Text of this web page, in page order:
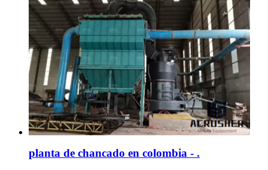
planta de chancado en colombia - .